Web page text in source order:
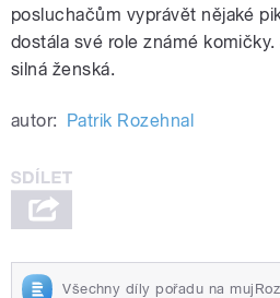
posluchačům vyprávět nějaké
dostála své role známé
silná ženská.
autor: Patrik Rozehnal
Všechny díly pořadu na